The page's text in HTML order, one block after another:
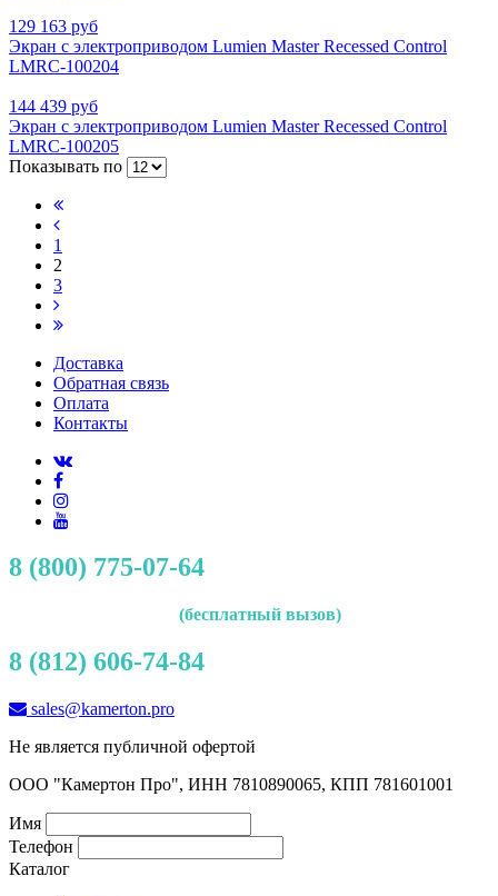
129 163 руб
Экран с электроприводом Lumien Master Recessed Control
LMRC-100204
144 439 руб
Экран с электроприводом Lumien Master Recessed Control
LMRC-100205
Показывать по
1
2
3
Доставка
Обратная связь
Оплата
Контакты
8 (800) 775-07-64
(бесплатный вызов)
8 (812) 606-74-84
sales@kamerton.pro
Не является публичной офертой
ООО "Камертон Про", ИНН 7810890065, КПП 781601001
Имя
Телефон
Каталог